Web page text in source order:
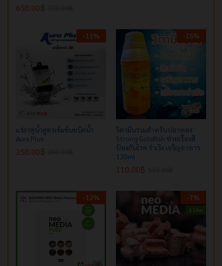
650.00฿
-11 %
แร่ธาตุน้ำสูตรเข้มข้นชนิดน้ำ
Aura Plus
250.00฿
-15%
วิตามินรวมสำหรับปลาทอง
Strong Goldfish ช่วยเรื่องสี
ป้องกันโรค ร่าเริง เจริญอาหาร
120ml
110.00฿
-12% -7%